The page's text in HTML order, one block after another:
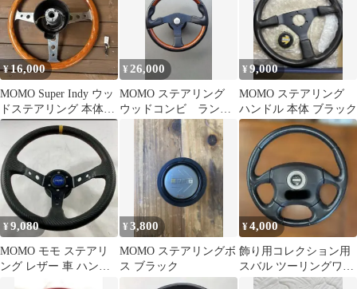
¥16,000
MOMO Super Indy ウッ
ドステアリング 本体
パジェロミニ前期型
¥26,000
MOMO ステアリング
ウッドコンビ ランク
ル70 30thで使用
¥9,000
MOMO ステアリング
ハンドル 本体 ブラック
¥9,080
MOMO モモ ステアリ
ング レザー 車 ハンド
¥3,800
MOMO ステアリングボ
ス ブラック
¥4,000
飾り用コレクション用
スバル ツーリングワゴ
ン純正MOMO ステアリ